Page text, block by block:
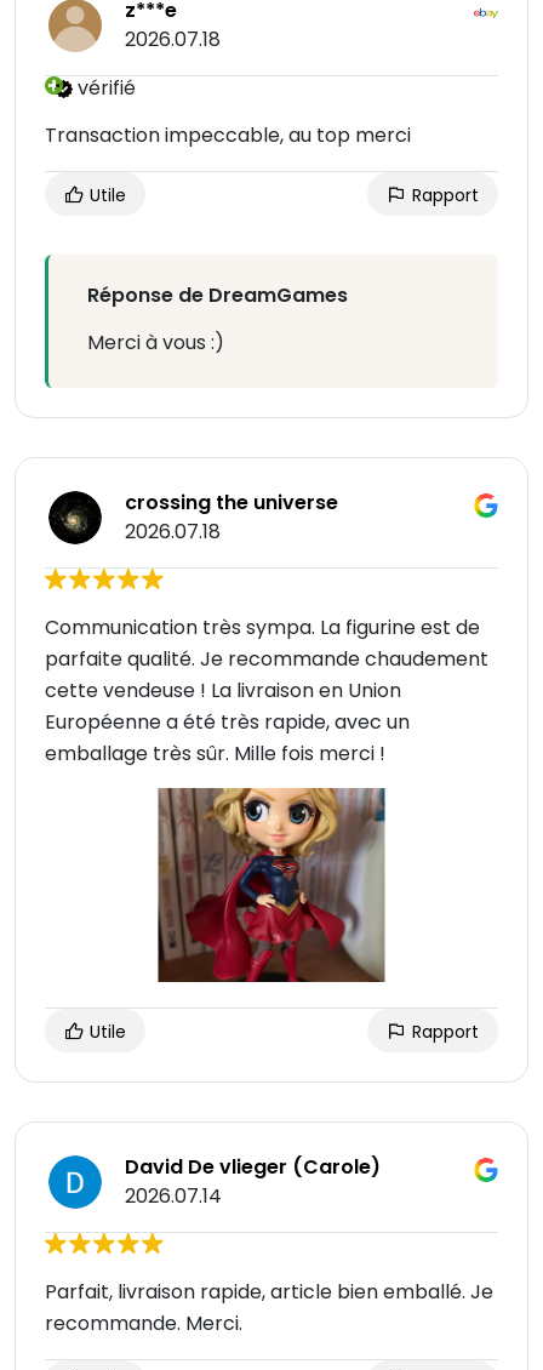
z***e
2026.07.18
vérifié
Transaction impeccable, au top merci
Utile Rapport
Réponse de DreamGames
Merci à vous :)
crossing the universe
2026.07.18
Communication très sympa. La figurine est de
parfaite qualité. Je recommande chaudement
cette vendeuse ! La livraison en Union
Européenne a été très rapide, avec un
emballage très sûr. Mille fois merci !
Utile Rapport
David De vlieger (Carole)
2026.07.14
Parfait, livraison rapide, article bien emballé. Je
recommande. Merci.